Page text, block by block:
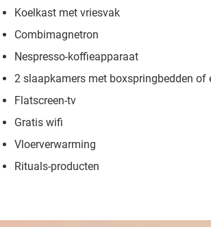
Koelkast met vriesvak
Combimagnetron
Nespresso-koffieapparaat
2 slaapkamers met boxspringbedden
Flatscreen-tv
Gratis wifi
Vloerverwarming
Rituals-producten